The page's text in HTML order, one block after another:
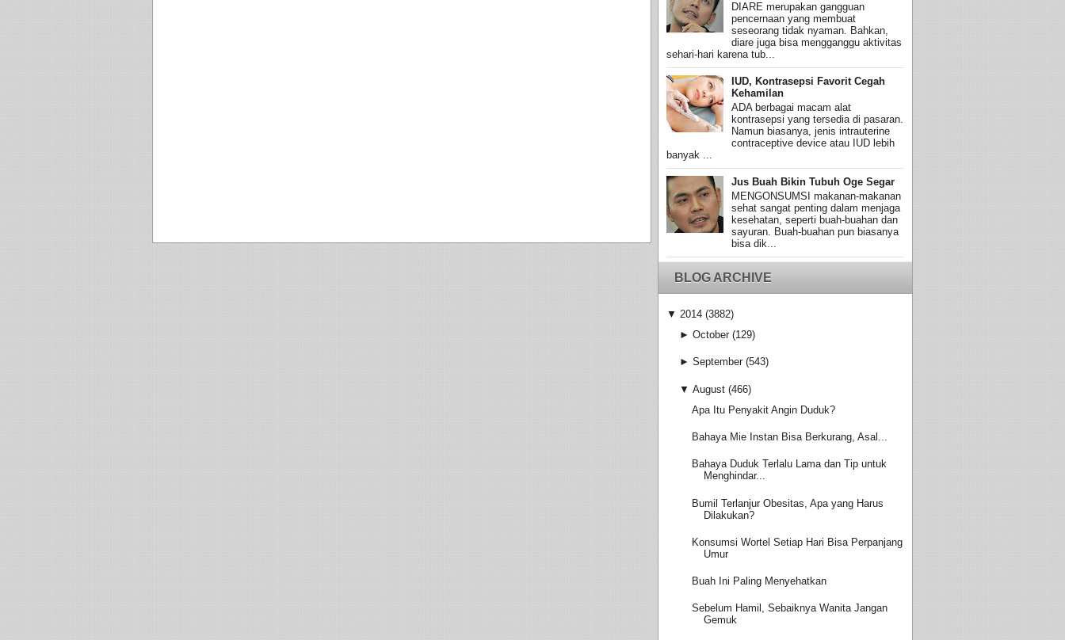
DIARE merupakan gangguan
pencernaan yang membuat
seseorang tidak nyaman. Bahkan,
diare juga bisa mengganggu aktivitas
sehari-hari karena tub...
IUD, Kontrasepsi Favorit Cegah
Kehamilan
ADA berbagai macam alat
kontrasepsi yang tersedia di pasaran.
Namun biasanya, jenis intrauterine
contraceptive device atau IUD lebih
banyak ...
Jus Buah Bikin Tubuh Oge Segar
MENGONSUMSI makanan-makanan
sehat sangat penting dalam menjaga
kesehatan, seperti buah-buahan dan
sayuran. Buah-buahan pun biasanya
bisa dik...
BLOG ARCHIVE
▼ 2014 (3882)
► October (129)
► September (543)
▼ August (466)
Apa Itu Penyakit Angin Duduk?
Bahaya Mie Instan Bisa Berkurang, Asal...
Bahaya Duduk Terlalu Lama dan Tip untuk
Menghindar...
Bumil Terlanjur Obesitas, Apa yang Harus
Dilakukan?
Konsumsi Wortel Setiap Hari Bisa Perpanjang
Umur
Buah Ini Paling Menyehatkan
Sebelum Hamil, Sebaiknya Wanita Jangan
Gemuk